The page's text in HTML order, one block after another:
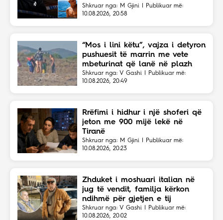
Shkruar nga: M Gjini | Publikuar më:
10.08.2026, 20:58
“Mos i lini këtu”, vajza i detyron
pushuesit të marrin me vete
mbeturinat që lanë në plazh
Shkruar nga: V Gashi | Publikuar më:
10.08.2026, 20:49
Rrëfimi i hidhur i një shoferi që
jeton me 900 mijë lekë në
Tiranë
Shkruar nga: M Gjini | Publikuar më:
10.08.2026, 20:23
Zhduket i moshuari italian në
jug të vendit, familja kërkon
ndihmë për gjetjen e tij
Shkruar nga: V Gashi | Publikuar më:
10.08.2026, 20:02